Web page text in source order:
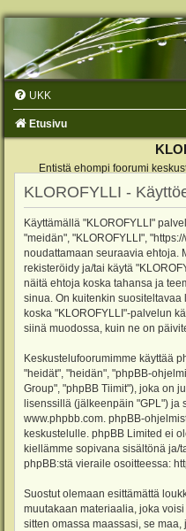
UKK
Etusivu
Entistä ehompi foorumi
KLOROFYLLI -
Käyttämällä "KLOROFYLLI"
"meidän", "KLOROFYLLI",
noudattamaan seuraavia ehtoja.
rekisteröidy ja/tai käytä
näitä ehtoja koska tahansa ja
sinua. On kuitenkin suositeltavaa
koska "KLOROFYLLI"-palvelun
siinä muodossa, kuin ne on
Keskustelufoorumimme käyttää
"heidät", "heidän", "phpBB-
Group", "phpBB Tiimit"), joka on
lisenssillä (jälkeenpäin "GPL") ja
www.phpbb.com . phpBB-
keskustelulle. phpBB Limited ei
kiellämme sopivana sisältönä ja/
phpBB:stä vieraile osoitteessa:
Suostut olemaan esittämättä
muutakaan materiaalia, joka
sitten omassa maassasi, se